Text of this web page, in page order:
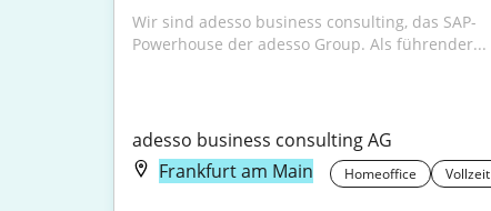
Wir sind adesso business consulting, das SAP-
Powerhouse der adesso Group. Als führender...
adesso business consulting AG
Frankfurt am Main
Homeoffice Vollzeit